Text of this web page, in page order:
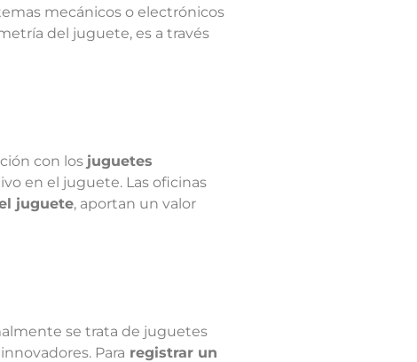
mecánicos o electrónicos
del juguete, es a través
con los juguetes
en el juguete. Las oficinas
juguete, aportan un valor
se trata de juguetes
Para registrar un